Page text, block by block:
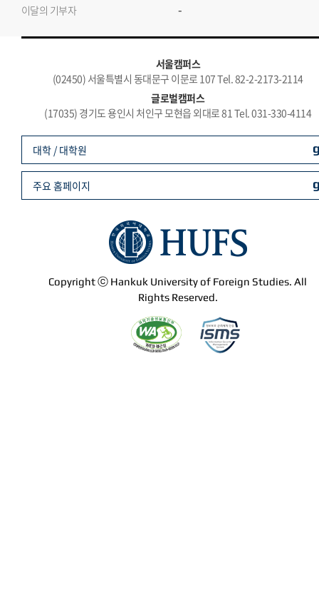
이달의 기부자
-
서울캠퍼스
(02450) 서울특별시 동대문구 이문로 107 Tel. 82-2-2173-2114
글로벌캠퍼스
(17035) 경기도 용인시 처인구 모현읍 외대로 81 Tel. 031-330-4114
Copyright ⓒ Hankuk University of Foreign Studies. All
Rights Reserved.
대학 / 대학원
주요 홈페이지